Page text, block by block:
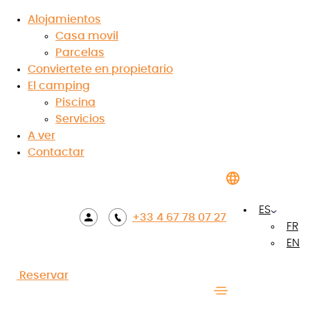
Alojamientos
Casa movil
Parcelas
Conviertete en propietario
El camping
Piscina
Servicios
A ver
Contactar
+33 4 67 78 07 27
ES
FR
EN
Reservar
Tienda Lodge
Aventura Mooera
2 personas
1 habitación